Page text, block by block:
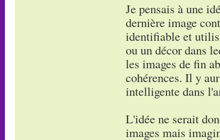
Je pensais à une
dernière image
identifiable et
ou un décor dans
les images de fin
cohérences. Il y
intelligente dans
L'idée ne serait
images mais